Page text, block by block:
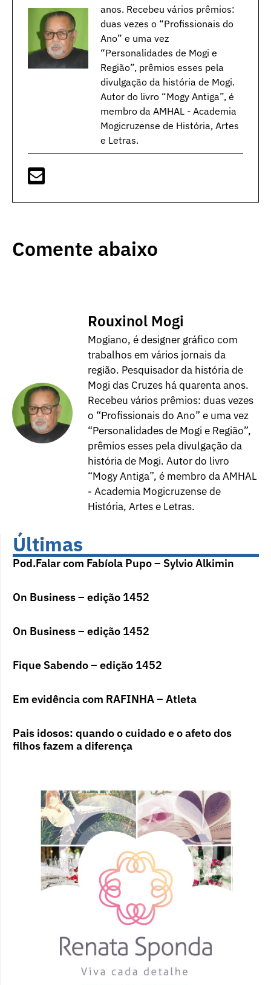
anos. Recebeu vários prêmios:
duas vezes o “Profissionais do
Ano” e uma vez
“Personalidades de Mogi e
Região”, prêmios esses pela
divulgação da história de Mogi.
Autor do livro “Mogy Antiga”, é
membro da AMHAL - Academia
Mogicruzense de História, Artes
e Letras.
Comente abaixo
Rouxinol Mogi
Mogiano, é designer gráfico com
trabalhos em vários jornais da
região. Pesquisador da história de
Mogi das Cruzes há quarenta anos.
Recebeu vários prêmios: duas vezes
o “Profissionais do Ano” e uma vez
“Personalidades de Mogi e Região”,
prêmios esses pela divulgação da
história de Mogi. Autor do livro
“Mogy Antiga”, é membro da AMHAL
- Academia Mogicruzense de
História, Artes e Letras.
Últimas
Pod.Falar com Fabíola Pupo – Sylvio Alkimin
On Business – edição 1452
On Business – edição 1452
Fique Sabendo – edição 1452
Em evidência com RAFINHA – Atleta
Pais idosos: quando o cuidado e o afeto dos
filhos fazem a diferença